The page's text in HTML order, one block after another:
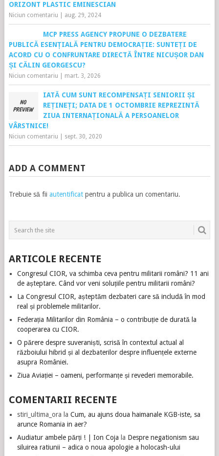
ORIZONT PLASTIC EMINESCIAN
Niciun comentariu aug. 29, 2024
MCP PRESS AGENCY PROPUNE O DEZBATERE
PUBLICĂ ESENȚIALĂ PENTRU DEMOCRAȚIE: SUNTEȚI DE
ACORD CU O CONFRUNTARE DIRECTĂ ÎNTRE NICUȘOR DAN
ȘI CĂLIN GEORGESCU?
Niciun comentariu mart. 3, 2026
IATĂ CUM SUNT RECOMPENSAȚI SENIORII ȘI
REȚINEȚI; DATA DE 1 OCTOMBRIE REPREZINTĂ
ZIUA INTERNAȚIONALĂ A PERSOANELOR
VÂRSTNICE!
Niciun comentariu sept. 30, 2020
ADD A COMMENT
Trebuie să fii autentificatpentru a publica un comentariu.
ARTICOLE RECENTE
Congresul CIOR, va schimba ceva pentru militarii români? 11 ani
de așteptare. Când vor veni soluțiile pentru militarii români?
La Congresul CIOR, așteptăm dezbateri care să includă în mod
real și problemele militarilor.
Federația Militarilor din România – o contribuție de durată la
cooperarea cu CIOR.
O părere despre suveraniști, scrisă în contextul actual al
războiului hibrid și al dezbaterilor despre influențele externe
asupra României.
Ziua Aviației – oameni, performanțe și revederi memorabile.
COMENTARII RECENTE
stiri_ultima_ora la Cum, au ajuns doua haimanale KGB-iste, sa
arunce Romania in aer?
Audiatur ambele părți ! | Ion Coja la Despre negationism sau
siluirea ratiunii – adica o noua apologie a holocash-ului